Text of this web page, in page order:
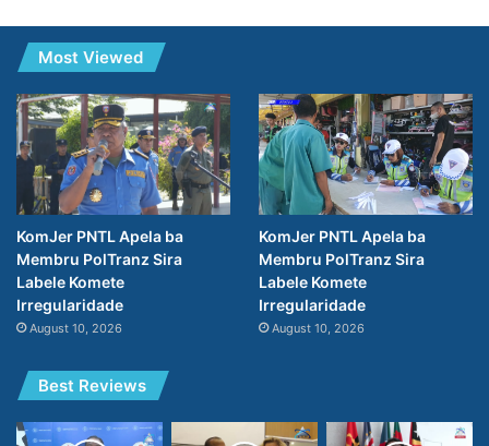
Most Viewed
KomJer PNTL Apela ba
Membru PolTranz Sira
Labele Komete
Irregularidade
August 10, 2026
KomJer PNTL Apela ba
Membru PolTranz Sira
Labele Komete
Irregularidade
August 10, 2026
Best Reviews